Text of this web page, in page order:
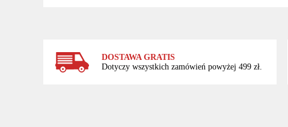
DOSTAWA GRATIS
Dotyczy wszystkich zamówień powyżej 499 zł.